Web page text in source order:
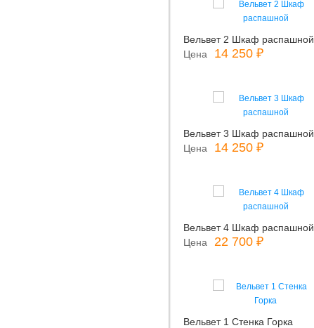
Вельвет 2 Шкаф распашной
Цена
14 250 ₽
Вельвет 3 Шкаф распашной
Цена
14 250 ₽
Вельвет 4 Шкаф распашной
Цена
22 700 ₽
Вельвет 1 Стенка Горка